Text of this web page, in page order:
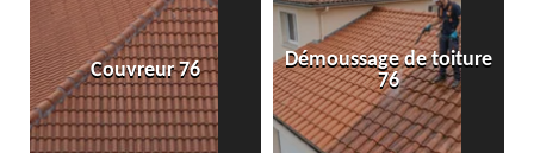
76
Démoussage de toiture
76
Etanchéité